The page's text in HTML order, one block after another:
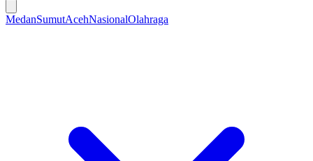
MedanSumutAcehNasionalOlahraga